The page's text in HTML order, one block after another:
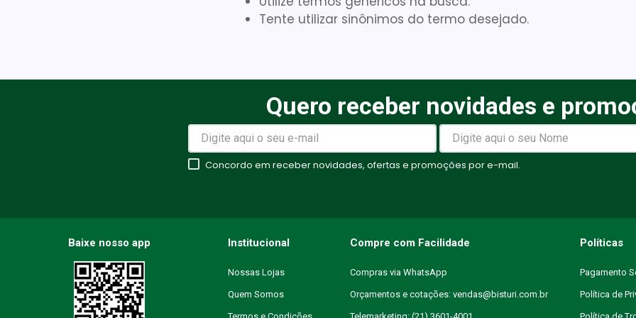
Tente utilizar sinônimos do termo desejado.
Quero receber novidades e
Concordo em receber novidades, ofertas e promoções por e-mail.
Baixe nosso app Institucional
Nossas Lojas
Quem Somos
Compre com Facilidade
Compras via WhatsApp
Orçamentos e cotações: vendas@bisturi.com.br
Políticas
Pagamento
Política de
10º Cadeira Banho